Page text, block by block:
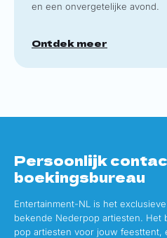
en een onvergetelijke avond.
Ontdek meer
Persoonlijk
boekingsbureau
Entertainment-NL is het
bekende Nederpop artiesten. Het
pop artiesten voor jouw feesttent,